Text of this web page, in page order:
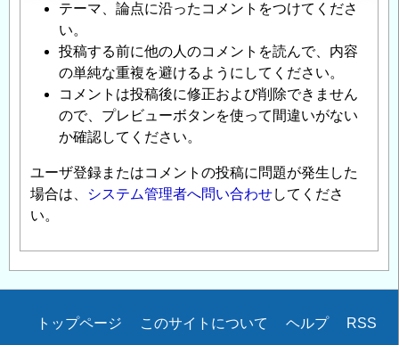
テーマ、論点に沿ったコメントをつけてくださ
い。
投稿する前に他の人のコメントを読んで、内容
の単純な重複を避けるようにしてください。
コメントは投稿後に修正および削除できません
ので、プレビューボタンを使って間違いがない
か確認してください。
ユーザ登録またはコメントの投稿に問題が発生した
場合は、
システム管理者へ問い合わせしてくださ
い。
Secondary
トップページ このサイトについて ヘルプ RSS